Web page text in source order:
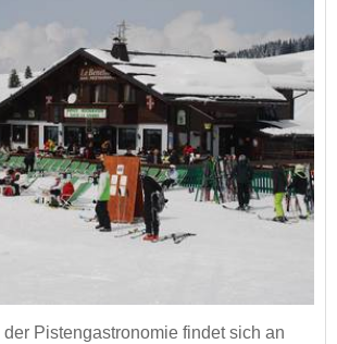
Pistengastronomie findet sich an